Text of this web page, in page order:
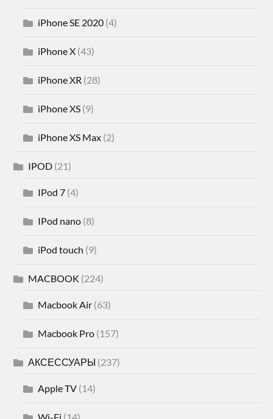
iPhone SE 2020 (4)
iPhone X (43)
iPhone XR (28)
iPhone XS (9)
iPhone XS Max (2)
IPOD (21)
IPod 7 (4)
IPod nano (8)
iPod touch (9)
MACBOOK (224)
Macbook Air (63)
Macbook Pro (157)
АКСЕССУАРЫ (237)
Apple TV (14)